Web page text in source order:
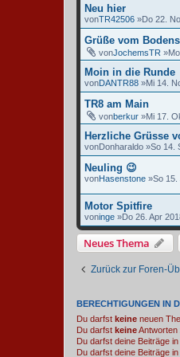
Neu hier
vonTR42506 »Do 22.
Grüße vom
vonJochemsTR
Moin in die Runde
vonDANTR88 »Mi 14.
TR8 am Main
vonberkur »Mi 17.
Herzliche Grüsse
vonDonharaldo »So 14.
Neuling 😉
vonHasenstone »So 15.
Motor Spitfire
voninge »Do 26. Apr
Neues Thema
Zurück zur Foren-
BERECHTIGUNGEN IN
Du darfst keine neuen
Du darfst keineAntworten
Du darfst deine Beiträge
Du darfst deine Beiträge